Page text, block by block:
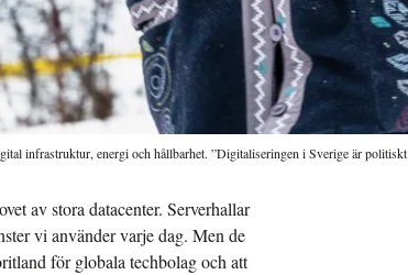
infrastruktur, energi och hållbarhet. ”Digitaliseringen i Sverige är
av stora datacenter. Serverhallar
vi använder varje dag. Men de
för globala techbolag och att